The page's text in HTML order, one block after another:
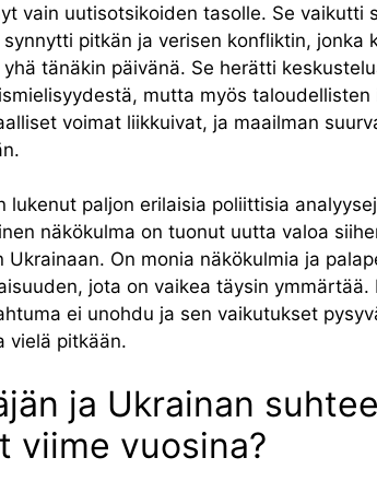
vain uutisotsikoiden tasolle. Se vaikutti
pitkän ja verisen konfliktin, jonka
tänäkin päivänä. Se herätti
mutta myös taloudellisten
voimat liikkuivat, ja maailman
lukenut paljon erilaisia poliittisia
näkökulma on tuonut uutta valoa
Ukrainaan. On monia näkökulmia ja
jota on vaikea täysin ymmärtää.
ei unohdu ja sen vaikutukset
vielä pitkään.
ja Ukrainan
viime vuosina?